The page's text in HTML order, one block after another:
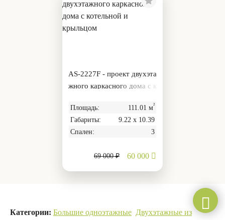
AS-2227F - проект двухэта
жного каркасного дома с к
Площадь: 111.01 м²
Габариты:
9.22 х 10.39
Спален:
3
69 000 ₽ 60 000
Категории: Большие одноэтажные Двухэтажные из